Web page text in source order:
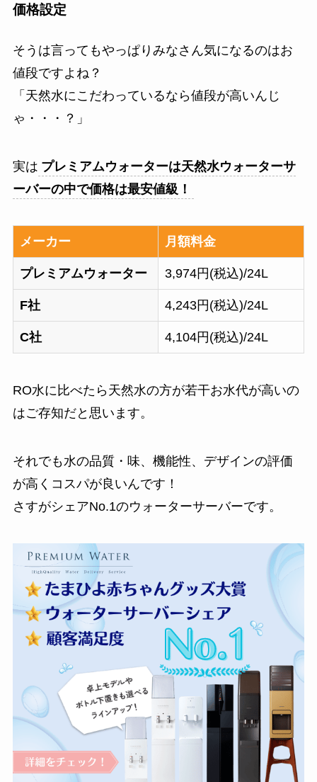
価格設定
そうは言ってもやっぱりみなさん気になるのはお
値段ですよね？
「天然水にこだわっているなら値段が高いんじ
ゃ・・・？」
実は プレミアムウォーターは天然水ウォーターサ
ーバーの中で価格は最安値級！
メーカー 月額料金
プレミアムウォーター 3,974円(税込)/24L
F社 4,243円(税込)/24L
C社 4,104円(税込)/24L
RO水に比べたら天然水の方が若干お水代が高いの
はご存知だと思います。
それでも水の品質・味、機能性、デザインの評価
が高くコスパが良いんです！
さすがシェアNo.1のウォーターサーバーです。